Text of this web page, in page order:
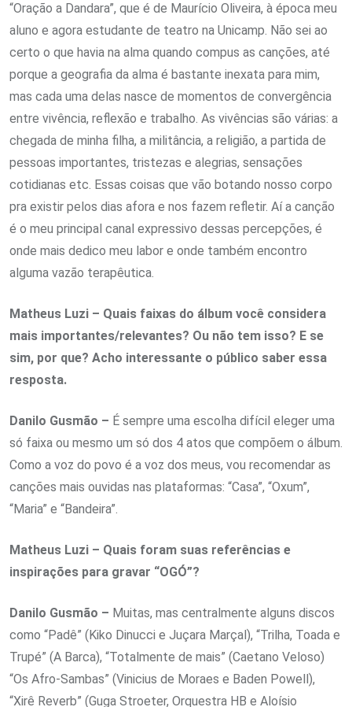
“Oração a Dandara”, que é de Maurício Oliveira, à época meu
aluno e agora estudante de teatro na Unicamp. Não sei ao
certo o que havia na alma quando compus as canções, até
porque a geografia da alma é bastante inexata para mim,
mas cada uma delas nasce de momentos de convergência
entre vivência, reflexão e trabalho. As vivências são várias: a
chegada de minha filha, a militância, a religião, a partida de
pessoas importantes, tristezas e alegrias, sensações
cotidianas etc. Essas coisas que vão botando nosso corpo
pra existir pelos dias afora e nos fazem refletir. Aí a canção
é o meu principal canal expressivo dessas percepções, é
onde mais dedico meu labor e onde também encontro
alguma vazão terapêutica.
Matheus Luzi – Quais faixas do álbum você considera
mais importantes/relevantes? Ou não tem isso? E se
sim, por que? Acho interessante o público saber essa
resposta.
Danilo Gusmão – É sempre uma escolha difícil eleger uma
só faixa ou mesmo um só dos 4 atos que compõem o álbum.
Como a voz do povo é a voz dos meus, vou recomendar as
canções mais ouvidas nas plataformas: “Casa”, “Oxum”,
“Maria” e “Bandeira”.
Matheus Luzi – Quais foram suas referências e
inspirações para gravar “OGÓ”?
Danilo Gusmão – Muitas, mas centralmente alguns discos
como “Padê” (Kiko Dinucci e Juçara Marçal), “Trilha, Toada e
Trupé” (A Barca), “Totalmente de mais” (Caetano Veloso)
“Os Afro-Sambas” (Vinicius de Moraes e Baden Powell),
“Xirê Reverb” (Guga Stroeter, Orquestra HB e Aloísio